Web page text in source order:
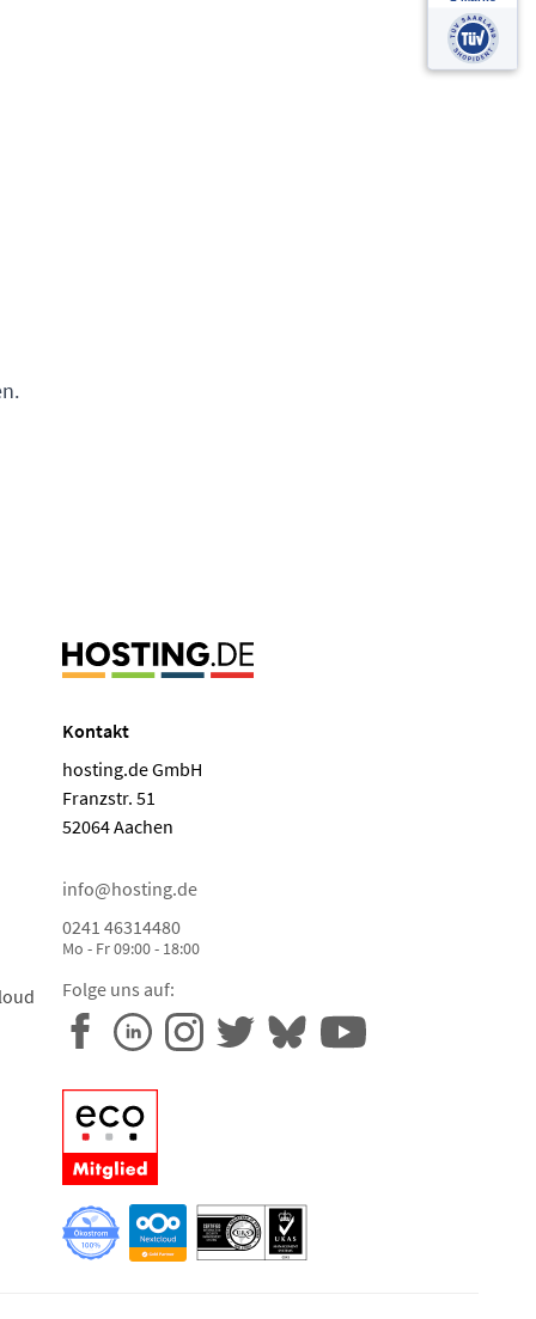
Kontakt
hosting.de GmbH
Franzstr. 51
52064 Aachen
info@hosting.de
0241 46314480
Mo - Fr 09:00 - 18:00
Folge uns auf: